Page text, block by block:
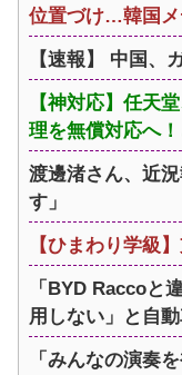
位置づけ…韓国メ
【速報】 中国、
【神対応】任天
理を無償対応へ
渡邊渚さん、近
す」
【ひまわり学級
「BYD Raccoと
用しない」と自
「みんなの演奏